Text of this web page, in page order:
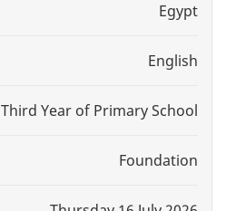
Egypt
English
Third Year of Primary School
Foundation